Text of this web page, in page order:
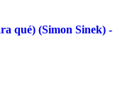
qué) (Simon Sinek) -